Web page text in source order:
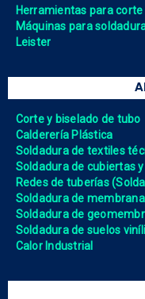
Herramientas para
Máquinas para
Leister
Corte y biselado de tubo
Calderería Plástica
Soldadura de textiles
Soldadura de cubiertas
Redes de tuberías
Soldadura de
Soldadura de
Soldadura de suelos
Calor Industrial